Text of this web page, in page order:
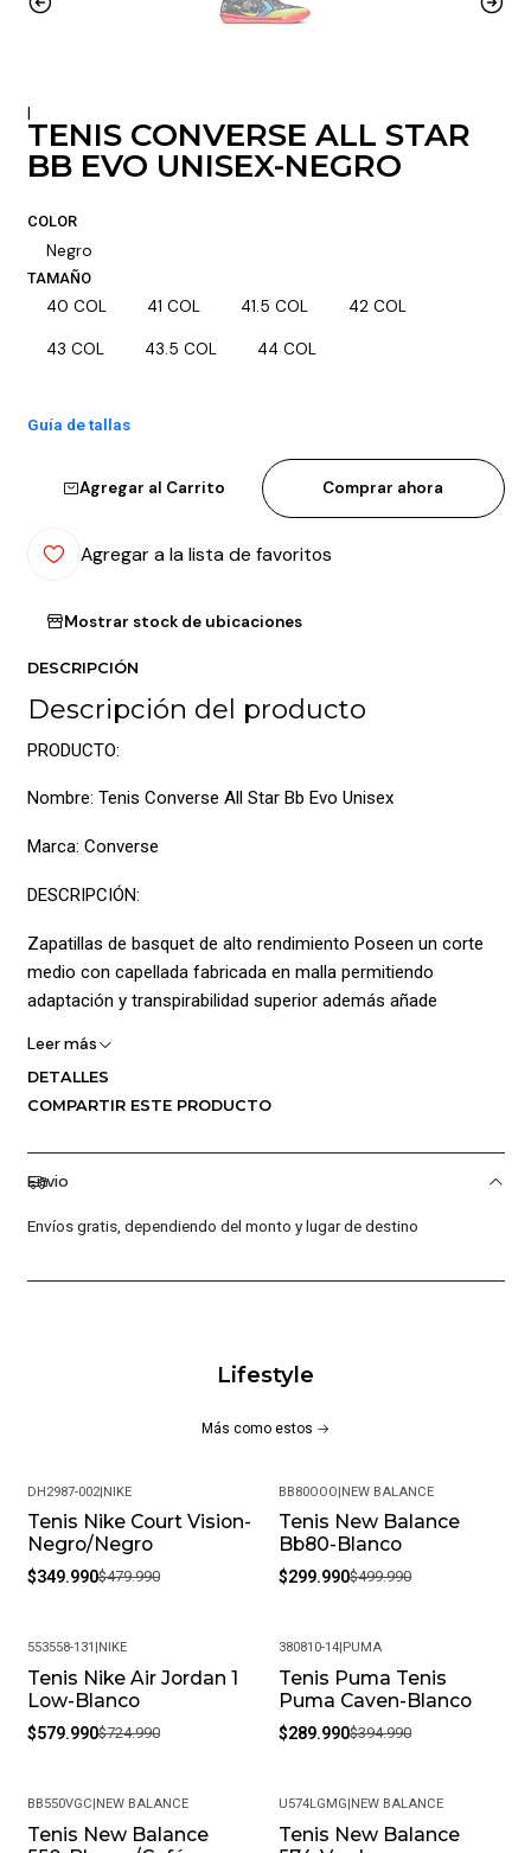
|
TENIS CONVERSE ALL STAR
BB EVO UNISEX-NEGRO
COLOR
Negro
TAMAÑO
40 COL 41 COL 41.5 COL 42 COL
43 COL 43.5 COL 44 COL
Guía de tallas
Agregar al Carrito Comprar ahora
Agregar a la lista de favoritos
Mostrar stock de ubicaciones
DESCRIPCIÓN
Descripción del producto
PRODUCTO:
Nombre: Tenis Converse All Star Bb Evo Unisex
Marca: Converse
DESCRIPCIÓN:
Zapatillas de basquet de alto rendimiento Poseen un corte
medio con capellada fabricada en malla permitiendo
adaptación y transpirabilidad superior además añade
interna pose plantilla acolchada permitiendo confort en cada
paso así mismo cuenta con lengüeta acolchada y cierre en
elaborada con React drop-in generando una alto rango de
exterior de goma posee secuencia multidireccional
53% Textil (100% Poliéster)47% Sintético (Tpu)/ Forro
CARACTERÍSTICAS PRINCIPALES:
Capellada en malla
Cierre en cordones
Entresuela elaborada con React drop-in
Suela exterior de goma
Composición: Capellada 53% Textil (100% Poliéster)47%
Plantilla 100% Algodón/ Suela 100% Caucho
MÁS DETALLES:
Peso del paquete: 1 kg
Meses de garantía: 1
Leer más
DETALLES
COMPARTIR ESTE PRODUCTO
Envio
Envíos gratis, dependiendo del monto y lugar de destino
Lifestyle
Más como estos
-27%
DH2987-002|NIKE
Tenis Nike Court Vision-
Negro/Negro
$349.990$479.990
-40%
BB80OOO|NEW BALANCE
Tenis New Balance
Bb80-Blanco
$299.990$499.990
-20%
553558-131 NIKE
Tenis Nike Air Jordan 1
Low-Blanco
$579.990$724.990
-27%
380810-14 PUMA
Tenis Puma Tenis
Puma Caven-Blanco
$289.990$394.990
-24%
BB550VGC NEW BALANCE
Tenis New Balance
-25%
U574LGMG NEW BALANCE
Tenis New Balance